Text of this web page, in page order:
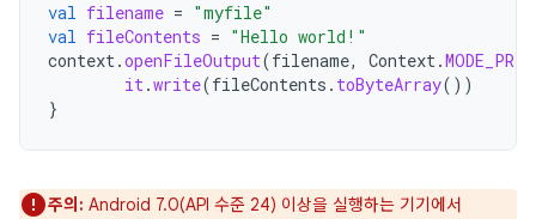
val filename = "myfile"
val fileContents = "Hello world!"
context.openFileOutput(filename, Context.
it.write(fileContents . toByteArray())
}
주의: Android 7.0(API 수준 24) 이상을 실행하는 기기에서